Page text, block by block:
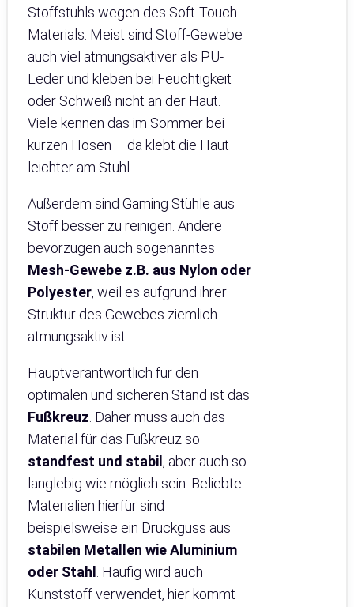
Stoffstuhls wegen des Soft-Touch-
Materials. Meist sind Stoff-Gewebe
auch viel atmungsaktiver als PU-
Leder und kleben bei Feuchtigkeit
oder Schweiß nicht an der Haut.
Viele kennen das im Sommer bei
kurzen Hosen – da klebt die Haut
leichter am Stuhl.
Außerdem sind Gaming Stühle aus
Stoff besser zu reinigen. Andere
bevorzugen auch sogenanntes
Mesh-Gewebe z.B. aus Nylon oder
Polyester, weil es aufgrund ihrer
Struktur des Gewebes ziemlich
atmungsaktiv ist.
Hauptverantwortlich für den
optimalen und sicheren Stand ist das
Fußkreuz. Daher muss auch das
Material für das Fußkreuz so
standfest und stabil , aber auch so
langlebig wie möglich sein. Beliebte
Materialien hierfür sind
beispielsweise ein Druckguss aus
stabilen Metallen wie Aluminium
oder Stahl . Häufig wird auch
Kunststoff verwendet, hier kommt